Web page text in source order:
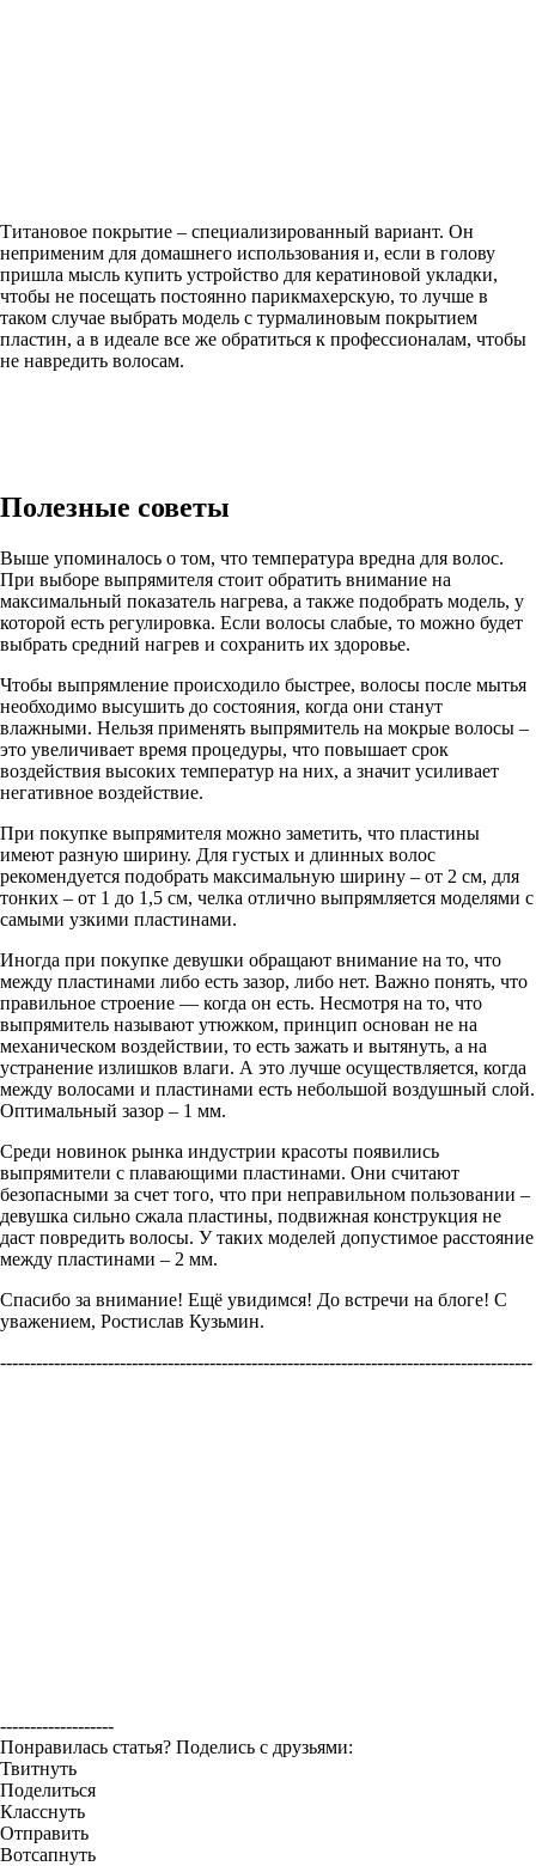
Титановое покрытие – специализированный вариант. Он
неприменим для домашнего использования и, если в голову
пришла мысль купить устройство для кератиновой укладки,
чтобы не посещать постоянно парикмахерскую, то лучше в
таком случае выбрать модель с турмалиновым покрытием
пластин, а в идеале все же обратиться к профессионалам, чтобы
не навредить волосам.
Полезные советы
Выше упоминалось о том, что температура вредна для волос.
При выборе выпрямителя стоит обратить внимание на
максимальный показатель нагрева, а также подобрать модель, у
которой есть регулировка. Если волосы слабые, то можно будет
выбрать средний нагрев и сохранить их здоровье.
Чтобы выпрямление происходило быстрее, волосы после мытья
необходимо высушить до состояния, когда они станут
влажными. Нельзя применять выпрямитель на мокрые волосы –
это увеличивает время процедуры, что повышает срок
воздействия высоких температур на них, а значит усиливает
негативное воздействие.
При покупке выпрямителя можно заметить, что пластины
имеют разную ширину. Для густых и длинных волос
рекомендуется подобрать максимальную ширину – от 2 см, для
тонких – от 1 до 1,5 см, челка отлично выпрямляется моделями с
самыми узкими пластинами.
Иногда при покупке девушки обращают внимание на то, что
между пластинами либо есть зазор, либо нет. Важно понять, что
правильное строение — когда он есть. Несмотря на то, что
выпрямитель называют утюжком, принцип основан не на
механическом воздействии, то есть зажать и вытянуть, а на
устранение излишков влаги. А это лучше осуществляется, когда
между волосами и пластинами есть небольшой воздушный слой.
Оптимальный зазор – 1 мм.
Среди новинок рынка индустрии красоты появились
выпрямители с плавающими пластинами. Они считают
безопасными за счет того, что при неправильном пользовании –
девушка сильно сжала пластины, подвижная конструкция не
даст повредить волосы. У таких моделей допустимое расстояние
между пластинами – 2 мм.
Спасибо за внимание! Ещё увидимся! До встречи на блоге! С
уважением, Ростислав Кузьмин.
-----------------------------------------------------------------------------------------
-------------------
Понравилась статья? Поделись с друзьями:
Твитнуть
Поделиться
Класснуть
Отправить
Вотсапнуть